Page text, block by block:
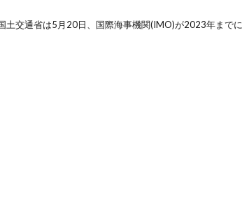
土交通省は5月20日、国際海事機関(IMO)が2023年までに